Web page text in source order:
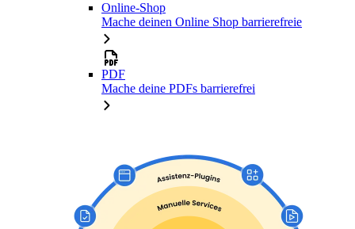
Online-Shop
Mache deinen Online Shop barrierefreie
PDF
Mache deine PDFs barrierefrei